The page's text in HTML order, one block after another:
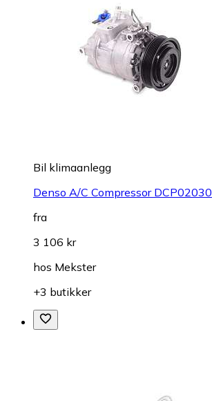
Bil klimaanlegg
Denso A/C Compressor DCP02030
fra
3 106 kr
hos Mekster
+3 butikker